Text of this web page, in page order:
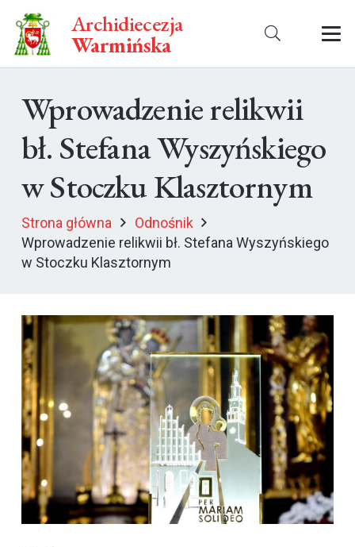
Archidiecezja
Warmińska
Wprowadzenie relikwii
bł. Stefana Wyszyńskiego
w Stoczku Klasztornym
Strona główna
Odnośnik
Wprowadzenie relikwii bł. Stefana Wyszyńskiego
w Stoczku Klasztornym